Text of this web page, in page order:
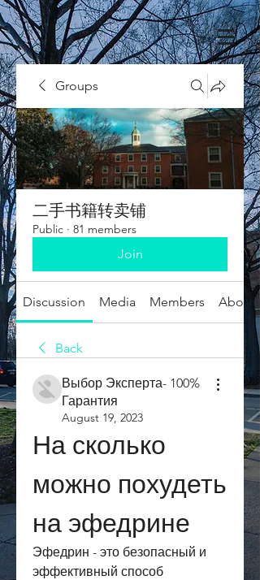
Groups
二手书籍转卖铺
Public · 81 members
Join
Discussion Media Members About
Back
Выбор Эксперта- 100%
Гарантия
August 19, 2023
На сколько
можно похудеть
на эфедрине
Эфедрин - это безопасный и
эффективный способ